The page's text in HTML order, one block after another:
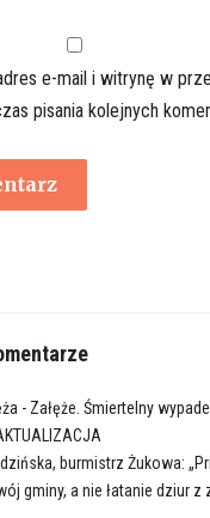
e-mail i witrynę w
pisania kolejnych
- Załęże. Śmiertelny
burmistrz Żukowa:
gminy, a nie łatanie dziur z